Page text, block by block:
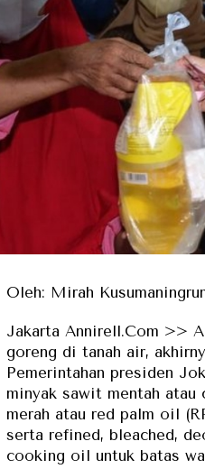
Oleh: Mirah
Jakarta Annirell.Com >>
goreng di tanah air,
Pemerintahan presiden
minyak sawit mentah
merah atau red palm oil
serta refined, bleached,
cooking oil untuk batas